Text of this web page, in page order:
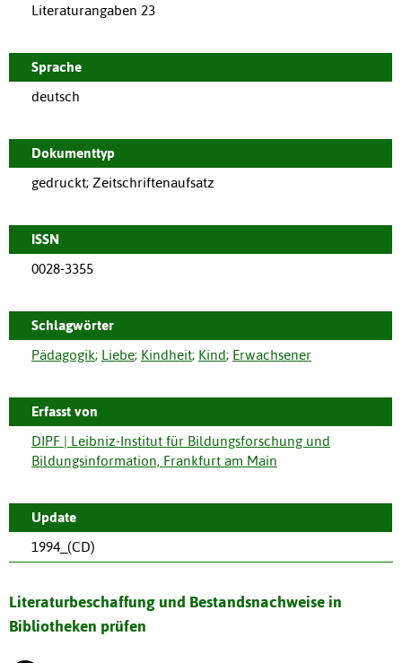
Literaturangaben 23
Sprache
deutsch
Dokumenttyp
gedruckt; Zeitschriftenaufsatz
ISSN
0028-3355
Schlagwörter
Pädagogik; Liebe; Kindheit; Kind; Erwachsener
Erfasst von
DIPF | Leibniz-Institut für Bildungsforschung und
Bildungsinformation, Frankfurt am Main
Update
1994_(CD)
Literaturbeschaffung und Bestandsnachweise in
Bibliotheken prüfen